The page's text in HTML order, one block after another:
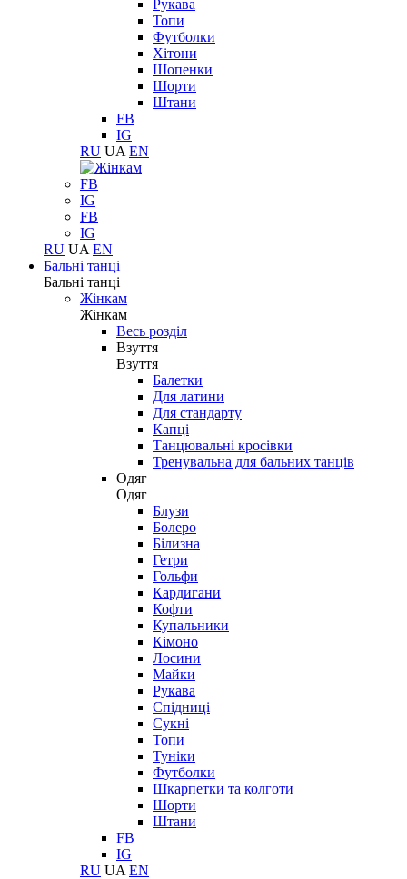
Рукава
Топи
Футболки
Хітони
Шопенки
Шорти
Штани
FB
IG
RU UA EN
FB
IG
FB
IG
RU UA EN
Бальні танці
Бальні танці
Жінкам
Жінкам
Весь розділ
Взуття
Взуття
Балетки
Для латини
Для стандарту
Капці
Танцювальні кросівки
Тренувальна для бальних танців
Одяг
Одяг
Блузи
Болеро
Білизна
Гетри
Гольфи
Кардигани
Кофти
Купальники
Кімоно
Лосини
Майки
Рукава
Спідниці
Сукні
Топи
Туніки
Футболки
Шкарпетки та колготи
Шорти
Штани
FB
IG
RU UA EN